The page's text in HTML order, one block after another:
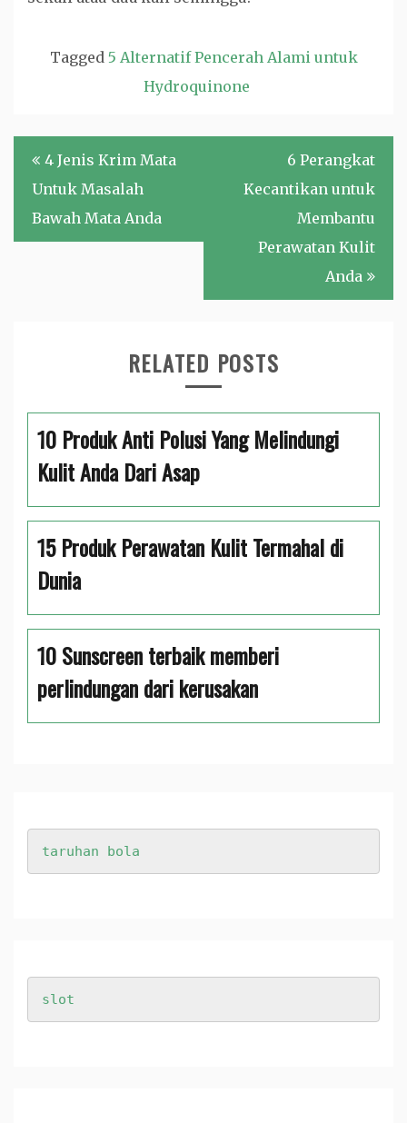
Tagged 5 Alternatif Pencerah Alami untuk
Hydroquinone
Post
navigation
4 Jenis Krim Mata
Untuk Masalah
Bawah Mata Anda
6 Perangkat
Kecantikan untuk
Membantu
Perawatan Kulit
Anda
RELATED POSTS
10 Produk Anti Polusi Yang Melindungi
Kulit Anda Dari Asap
15 Produk Perawatan Kulit Termahal di
Dunia
10 Sunscreen terbaik memberi
perlindungan dari kerusakan
taruhan bola
slot